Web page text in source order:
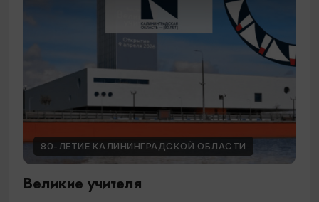
80-ЛЕТИЕ КАЛИНИНГРАДСКОЙ ОБЛАСТИ
Великие учителя